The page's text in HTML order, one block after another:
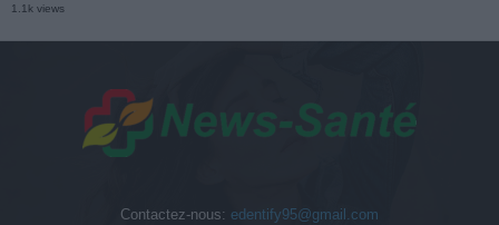
1.1k views
Contactez-nous: edentify95@gmail.com